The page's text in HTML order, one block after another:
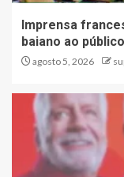
Imprensa
baiano ao
agosto 5, 2026